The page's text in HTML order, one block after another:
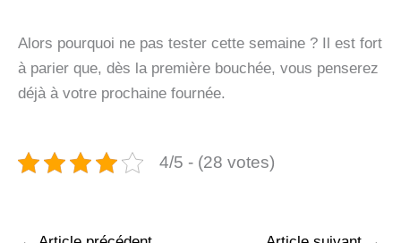
Alors pourquoi ne pas tester cette semaine ? Il est fort
à parier que, dès la première bouchée, vous penserez
déjà à votre prochaine fournée.
4/5 - (28 votes)